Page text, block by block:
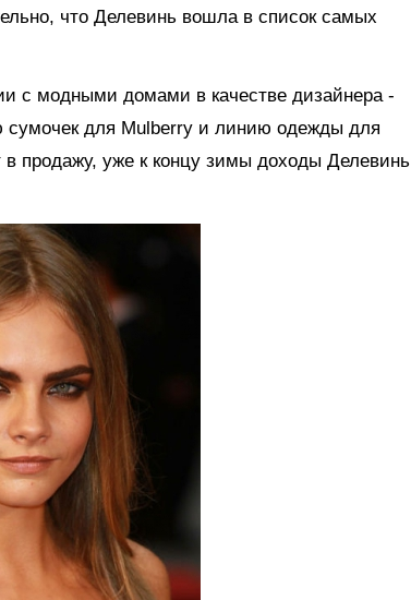
что Делевинь вошла в список самых
с модными домами в качестве дизайнера -
сумочек для Mulberry и линию одежды для
продажу, уже к концу зимы доходы Делевинь